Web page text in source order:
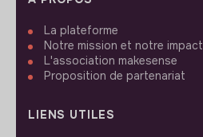
La plateforme
Notre mission et notre impact
L'association makesense
Proposition de partenariat
LIENS UTILES